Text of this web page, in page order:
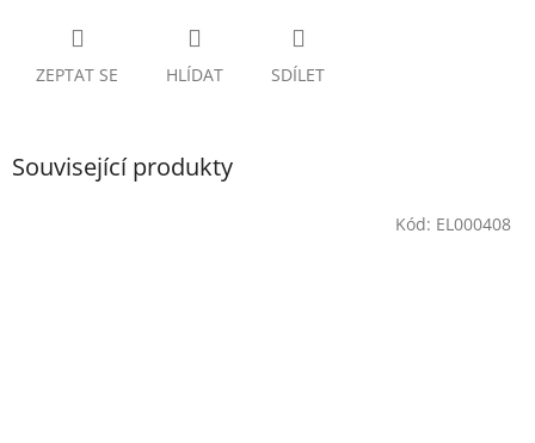
ZEPTAT SE HLÍDAT SDÍLET
Související produkty
Kód: EL000408